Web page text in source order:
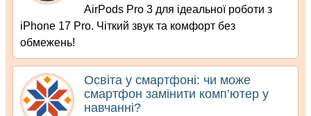
AirPods Pro 3 для ідеальної роботи з
iPhone 17 Pro. Чіткий звук та комфорт без
обмежень!
Освіта у смартфоні: чи може
смартфон замінити комп’ютер у
навчанні?